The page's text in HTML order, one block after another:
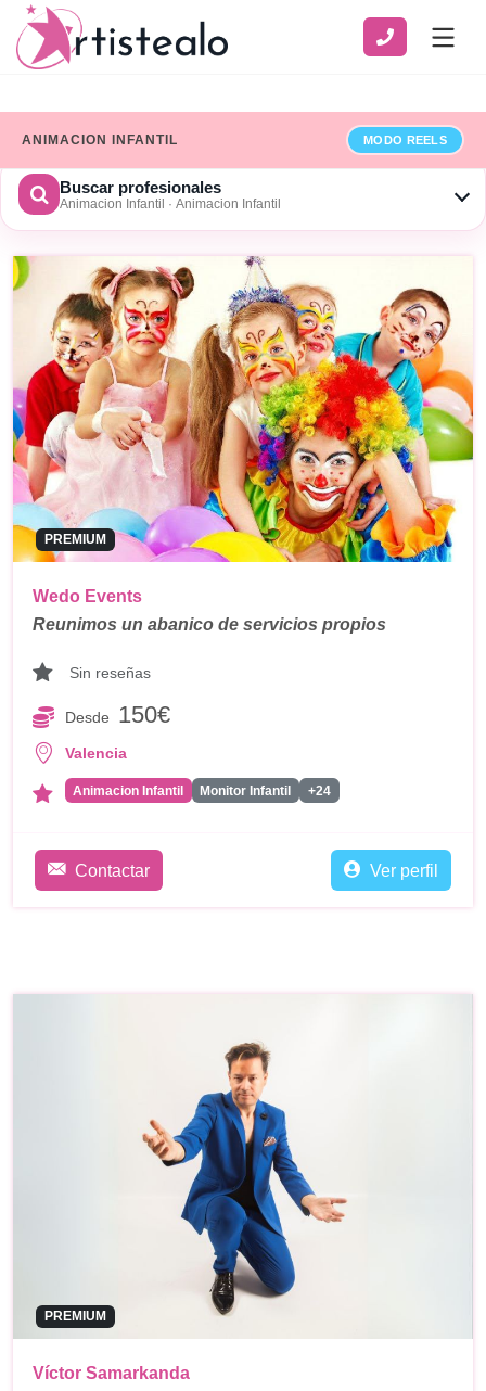
ANIMACION INFANTIL MODO REELS
Buscar profesionales
Animacion Infantil · Animacion Infantil
SERVICIO
ZONA
Ver solo profesionales que han añadido sus datos de
facturación
BUSCAR ×Limpiar
PREMIUM
Wedo Events
Reunimos un abanico de servicios propios
Sin reseñas
Desde 150€
Valencia
Animacion Infantil Monitor Infantil +24
Contactar Ver perfil
PREMIUM
Víctor Samarkanda